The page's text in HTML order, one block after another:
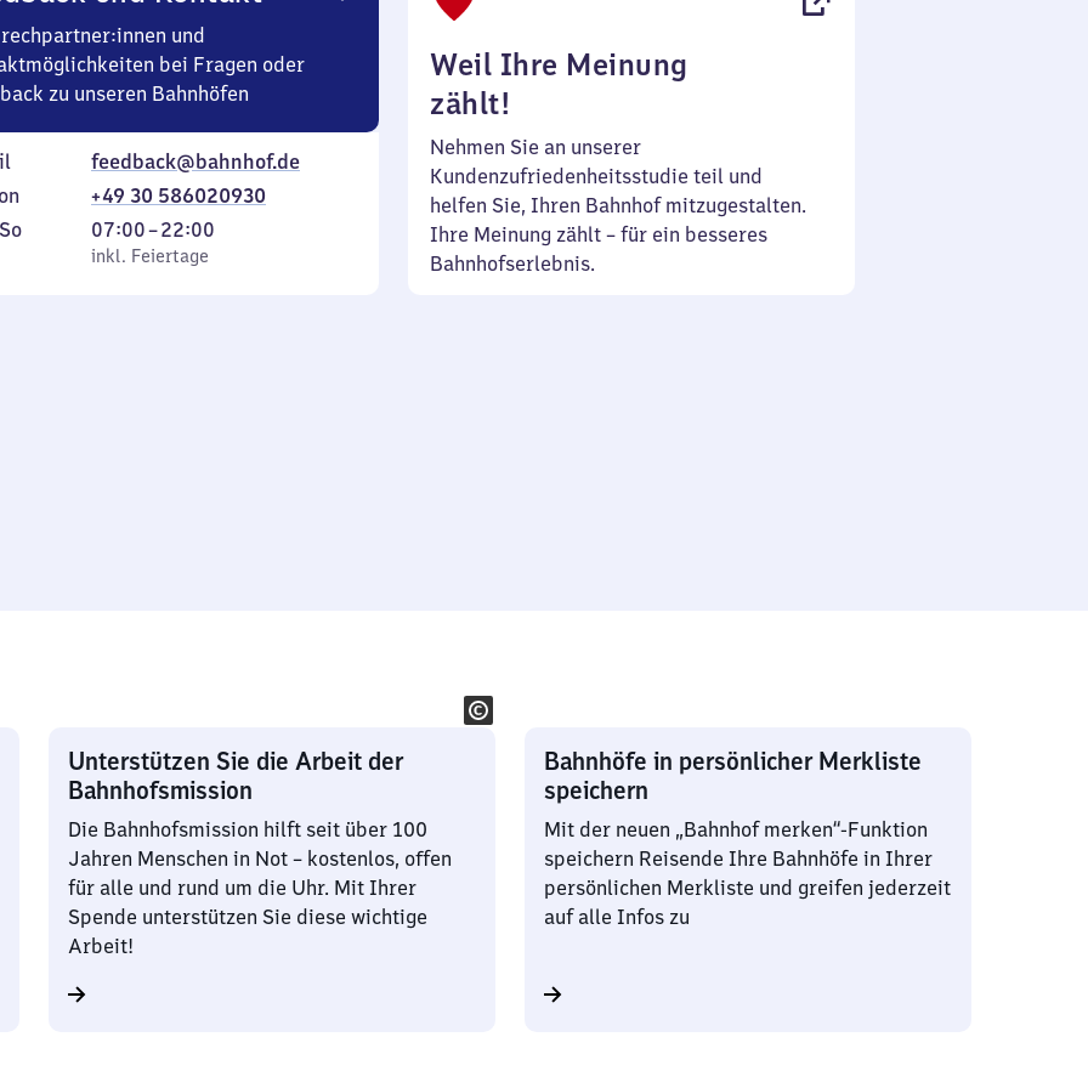
und
bei Fragen oder
zu unseren Bahnhöfen
feedback@bahnhof.de
+49 30 586020930
So,
inkl. Feiertage
07:00–22:00
Von
7
inkl. Feiertage
Weil Ihre Meinung
zählt!
Nehmen Sie an unserer
Kundenzufriedenheitsstudie teil und
helfen Sie, Ihren Bahnhof mitzugestalten.
Ihre Meinung zählt – für ein besseres
Bahnhofserlebnis.
Unterstützen Sie die Arbeit der
Bahnhofsmission
Die Bahnhofsmission hilft seit über 100
Jahren Menschen in Not – kostenlos, offen
für alle und rund um die Uhr. Mit Ihrer
Spende unterstützen Sie diese wichtige
Arbeit!
Bahnhöfe in persönlicher Merkliste
speichern
Mit der neuen „Bahnhof merken“-Funktion
speichern Reisende Ihre Bahnhöfe in Ihrer
persönlichen Merkliste und greifen jederzeit
auf alle Infos zu